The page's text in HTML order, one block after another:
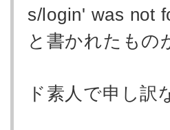
s/login' was not
と書かれたもの
ド素人で申し